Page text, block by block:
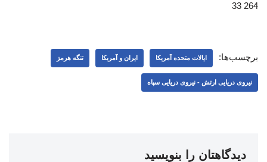
264 33
برچسب‌ها: ایالات متحده آمریکا ایران و آمریکا تنگه هرمز
نیروی دریایی ارتش - نیروی دریایی سپاه
دیدگاهتان را بنویسید